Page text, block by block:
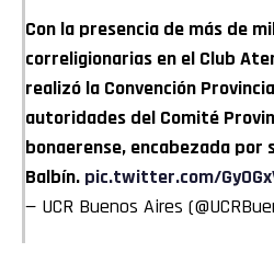
Con la presencia de más de
correligionarias en el Club
realizó la Convención
autoridades del Comité
bonaerense, encabezada por
Balbín. pic.twitter.com/
— UCR Buenos Aires